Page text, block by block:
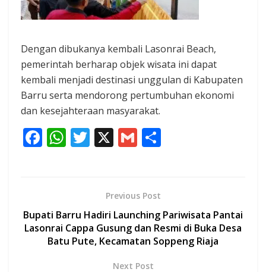
Dengan dibukanya kembali Lasonrai Beach,
pemerintah berharap objek wisata ini dapat
kembali menjadi destinasi unggulan di Kabupaten
Barru serta mendorong pertumbuhan ekonomi
dan kesejahteraan masyarakat.
F
o
o
k
W
A
p
p
T
er
X G
l
Previous Post
Bupati Barru Hadiri Launching Pariwisata Pantai
Lasonrai Cappa Gusung dan Resmi di Buka Desa
Batu Pute, Kecamatan Soppeng Riaja
Next Post